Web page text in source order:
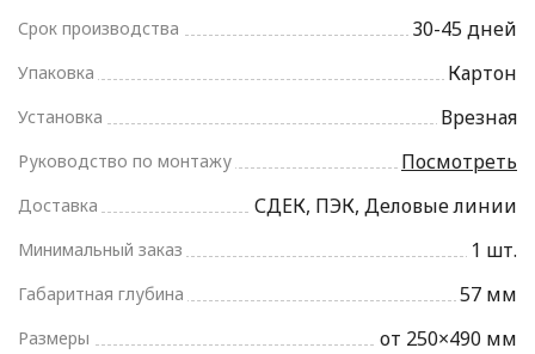
Срок производства 30-45 дней
Упаковка Картон
Установка Врезная
Руководство по монтажу Посмотреть
Доставка СДЕК, ПЭК, Деловые линии
Минимальный заказ 1 шт.
Габаритная глубина 57 мм
Размеры от 250×490 мм